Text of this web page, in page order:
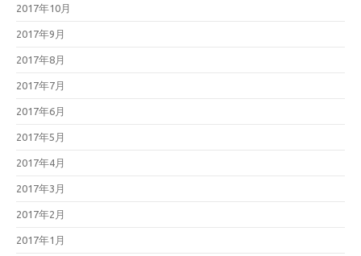
2017年10月
2017年9月
2017年8月
2017年7月
2017年6月
2017年5月
2017年4月
2017年3月
2017年2月
2017年1月